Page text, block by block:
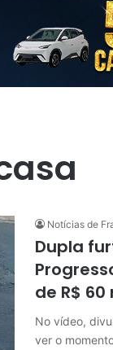
Notícias de
Dupla
de R$ 60
No vídeo,
ver o